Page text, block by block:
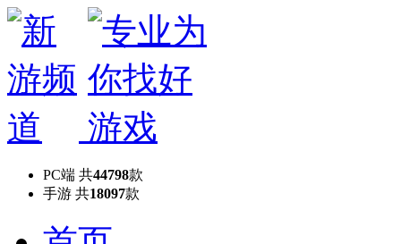
PC端 共44798款
手游 共18097款